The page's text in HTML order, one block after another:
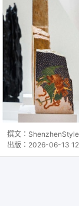
撰文： ShenzhenStyle
出版： 2026-06-13